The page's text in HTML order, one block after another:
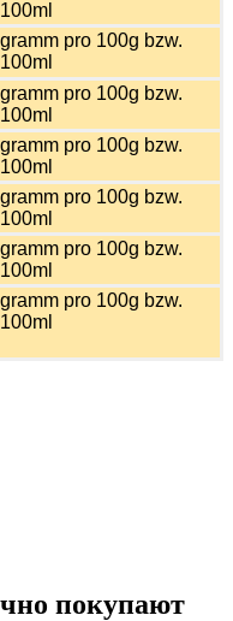
100ml
gramm pro 100g bzw.
100ml
gramm pro 100g bzw.
100ml
gramm pro 100g bzw.
100ml
gramm pro 100g bzw.
100ml
gramm pro 100g bzw.
100ml
gramm pro 100g bzw.
100ml
покупают